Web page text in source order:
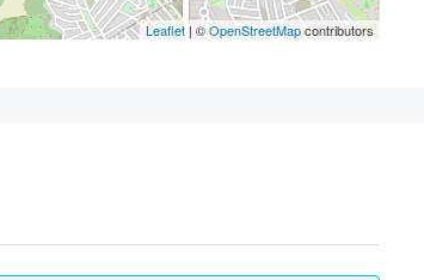
Leaflet | ©OpenStreetMapcontributors